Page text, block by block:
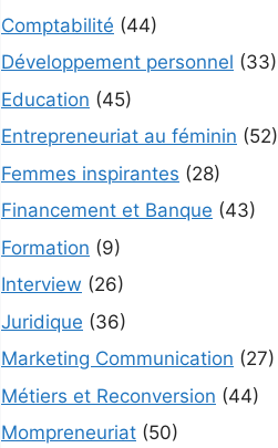
Comptabilité (44)
Développement personnel (33)
Education (45)
Entrepreneuriat au féminin (52)
Femmes inspirantes (28)
Financement et Banque (43)
Formation (9)
Interview (26)
Juridique (36)
Marketing Communication (27)
Métiers et Reconversion (44)
Mompreneuriat (50)